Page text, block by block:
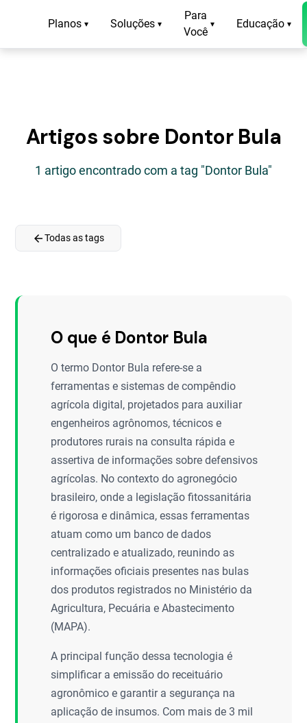
Planos ▾ Soluções ▾
Para
Você
▾ Educação ▾
Artigos sobre Dontor Bula
1 artigo encontrado com a tag "Dontor Bula"
arrow_backTodas as tags
O que é Dontor Bula
O termo Dontor Bula refere-se a
ferramentas e sistemas de compêndio
agrícola digital, projetados para auxiliar
engenheiros agrônomos, técnicos e
produtores rurais na consulta rápida e
assertiva de informações sobre defensivos
agrícolas. No contexto do agronegócio
brasileiro, onde a legislação fitossanitária
é rigorosa e dinâmica, essas ferramentas
atuam como um banco de dados
centralizado e atualizado, reunindo as
informações oficiais presentes nas bulas
dos produtos registrados no Ministério da
Agricultura, Pecuária e Abastecimento
(MAPA).
A principal função dessa tecnologia é
simplificar a emissão do receituário
agronômico e garantir a segurança na
aplicação de insumos. Com mais de 3 mil